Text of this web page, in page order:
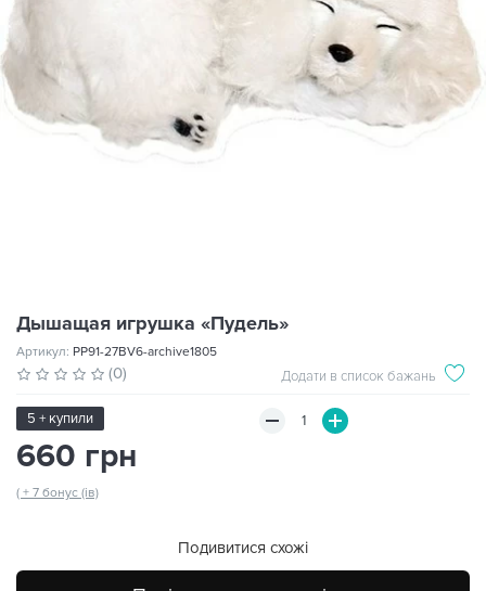
Дышащая игрушка «Пудель»
Артикул: PP91-27BV6-archive1805
(0) Додати в список бажань
5 + купили
660 грн
( + 7 бонус (ів)
Подивитися схожі